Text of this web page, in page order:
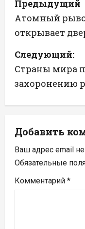
а
в
и
г
а
и
я
п
Предыдущий
Атомный
открывает
Следующий:
Страны мира
захоронению
Добавить
Ваш адрес email
Обязательные
Комментарий *